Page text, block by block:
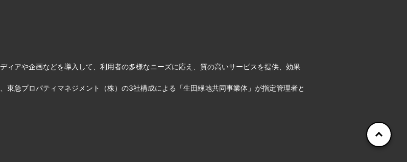
ィアや企画などを導入して、利用者の多様なニーズに応え、質の高いサービスを提供、効果
東急プロパティマネジメント（株）の3社構成による「生田緑地共同事業体」が指定管理者と